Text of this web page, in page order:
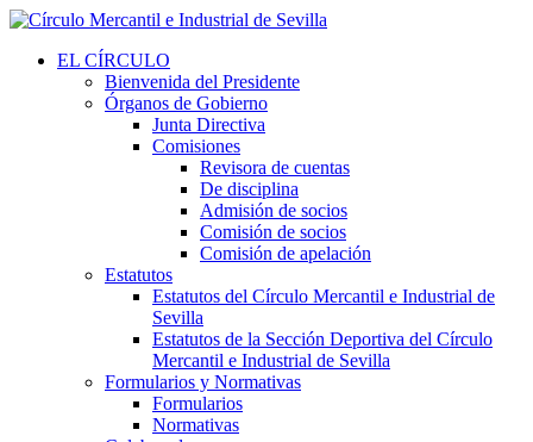
EL CÍRCULO
Bienvenida del Presidente
Órganos de Gobierno
Junta Directiva
Comisiones
Revisora de cuentas
De disciplina
Admisión de socios
Comisión de socios
Comisión de apelación
Estatutos
Estatutos del Círculo Mercantil e Industrial de
Sevilla
Estatutos de la Sección Deportiva del Círculo
Mercantil e Industrial de Sevilla
Formularios y Normativas
Formularios
Normativas